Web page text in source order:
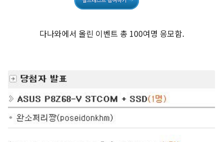
다나와에서 올린 이벤트 총 100여명 응모함.